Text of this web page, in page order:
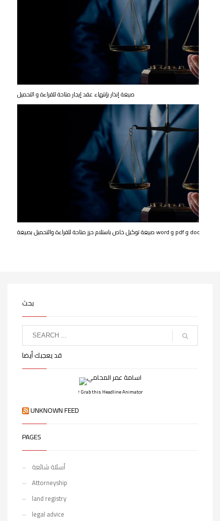
صيغة إنذار بإنتهاء عقد إيجار متاحة للقراءة و التحميل
صيغة توكيل خاص باستلام حرز متاحة للقراءة والتحميل بصيغة word و pdf و doc
بحث
قد يعجبك أيضا
↑ Grab this Headline Animator
UNKNOWN FEED
PAGES
أسئلة شائعة
Attorneyship
land registry
legal advice